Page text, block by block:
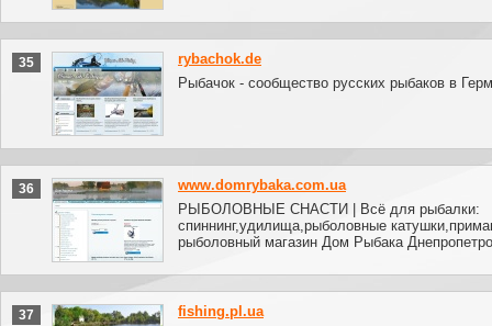
35
rybachok.de
Рыбачок - сообщество русских рыбаков в
36
www.domrybaka.com.ua
РЫБОЛОВНЫЕ СНАСТИ | Всё для рыбалки:
спиннинг,удилища,рыболовные
рыболовный магазин Дом Рыбака
37
fishing.pl.ua